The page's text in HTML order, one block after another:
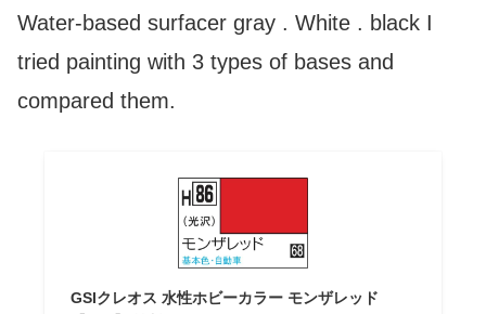
Water-based surfacer gray . White . black I
tried painting with 3 types of bases and
compared them.
GSIクレオス 水性ホビーカラー モンザレッド